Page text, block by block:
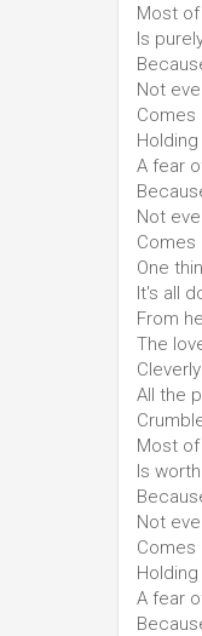
Most
Is
Not
Comes
A fear
Not
Comes
One
It's all
From
The
All the
Most
Is
Not
Comes
A fear